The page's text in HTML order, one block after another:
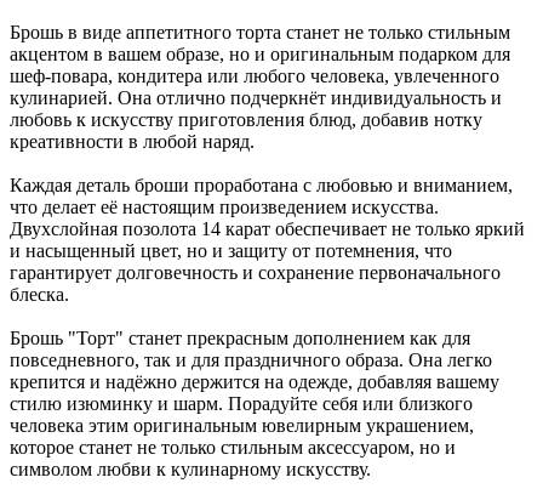
Брошь в виде аппетитного торта станет не только стильным
акцентом в вашем образе, но и оригинальным подарком для
шеф-повара, кондитера или любого человека, увлеченного
кулинарией. Она отлично подчеркнёт индивидуальность и
любовь к искусству приготовления блюд, добавив нотку
креативности в любой наряд.
Каждая деталь броши проработана с любовью и вниманием,
что делает её настоящим произведением искусства.
Двухслойная позолота 14 карат обеспечивает не только яркий
и насыщенный цвет, но и защиту от потемнения, что
гарантирует долговечность и сохранение первоначального
блеска.
Брошь "Торт" станет прекрасным дополнением как для
повседневного, так и для праздничного образа. Она легко
крепится и надёжно держится на одежде, добавляя вашему
стилю изюминку и шарм. Порадуйте себя или близкого
человека этим оригинальным ювелирным украшением,
которое станет не только стильным аксессуаром, но и
символом любви к кулинарному искусству.